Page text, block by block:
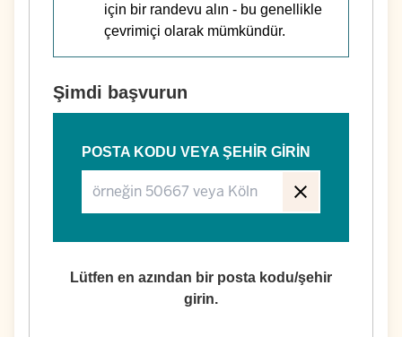
için bir randevu alın - bu genellikle
çevrimiçi olarak mümkündür.
Şimdi başvurun
POSTA KODU VEYA ŞEHIR GIRIN
Lütfen en azından bir posta kodu/şehir
girin.